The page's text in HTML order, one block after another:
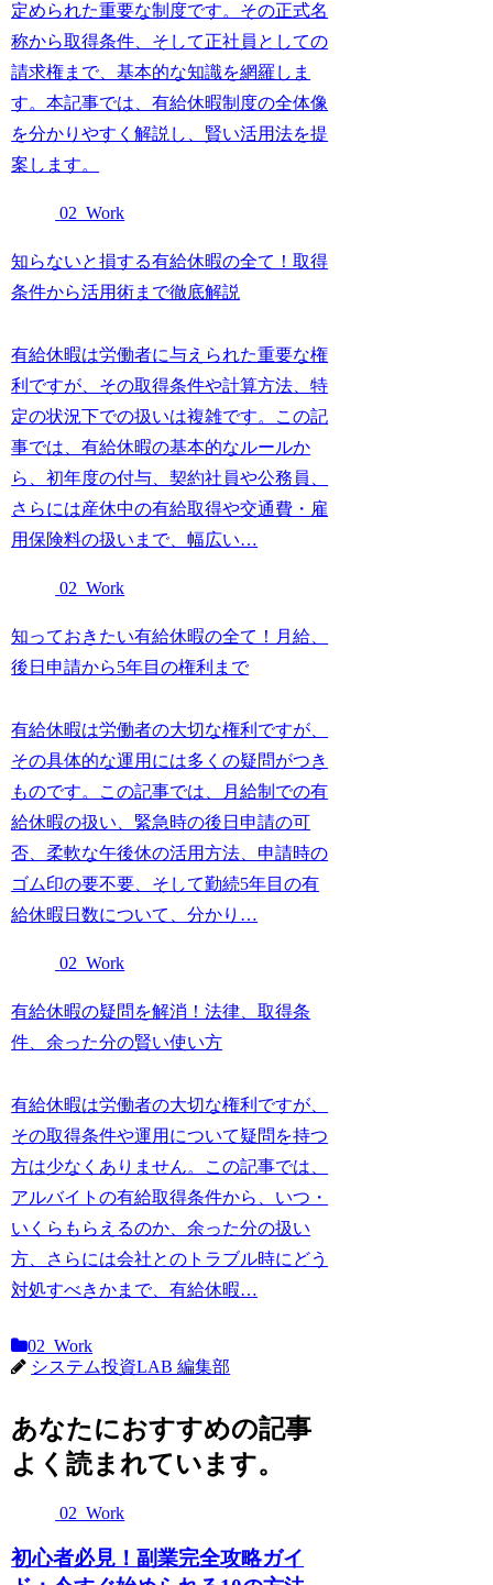
定められた重要な制度です。その正式名
称から取得条件、そして正社員としての
請求権まで、基本的な知識を網羅しま
す。本記事では、有給休暇制度の全体像
を分かりやすく解説し、賢い活用法を提
案します。
02_Work
知らないと損する有給休暇の全て！取得
条件から活用術まで徹底解説
有給休暇は労働者に与えられた重要な権
利ですが、その取得条件や計算方法、特
定の状況下での扱いは複雑です。この記
事では、有給休暇の基本的なルールか
ら、初年度の付与、契約社員や公務員、
さらには産休中の有給取得や交通費・雇
用保険料の扱いまで、幅広い…
02_Work
知っておきたい有給休暇の全て！月給、
後日申請から5年目の権利まで
有給休暇は労働者の大切な権利ですが、
その具体的な運用には多くの疑問がつき
ものです。この記事では、月給制での有
給休暇の扱い、緊急時の後日申請の可
否、柔軟な午後休の活用方法、申請時の
ゴム印の要不要、そして勤続5年目の有
給休暇日数について、分かり…
02_Work
有給休暇の疑問を解消！法律、取得条
件、余った分の賢い使い方
有給休暇は労働者の大切な権利ですが、
その取得条件や運用について疑問を持つ
方は少なくありません。この記事では、
アルバイトの有給取得条件から、いつ・
いくらもらえるのか、余った分の扱い
方、さらには会社とのトラブル時にどう
対処すべきかまで、有給休暇…
02_Work
システム投資LAB 編集部
あなたにおすすめの記事
よく読まれています。
02_Work
初心者必見！副業完全攻略ガイ